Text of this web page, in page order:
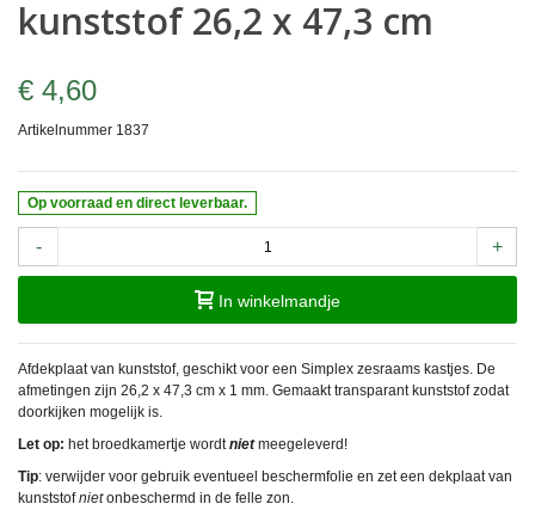
kunststof 26,2 x 47,3 cm
€ 4,60
Artikelnummer 1837
Op voorraad en direct leverbaar.
- +
In winkelmandje
Afdekplaat van kunststof, geschikt voor een Simplex zesraams kastjes. De
afmetingen zijn 26,2 x 47,3 cm x 1 mm. Gemaakt transparant kunststof zodat
doorkijken mogelijk is.
Let op: het broedkamertje wordtnietmeegeleverd!
Tip: verwijder voor gebruik eventueel beschermfolie en zet een dekplaat van
kunststofnietonbeschermd in de felle zon.